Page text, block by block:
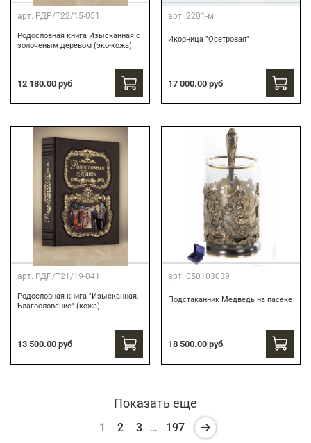
арт. РДР/Т22/15-051
Родословная книга Изысканная с
золоченым деревом (эко-кожа)
12 180.00 руб
арт. 2201-м
Икорница "Осетровая"
17 000.00 руб
арт. РДР/Т21/19-041
Родословная книга "Изысканная.
Благословение" (кожа)
13 500.00 руб
арт. 050103039
Подстаканник Медведь на пасеке
18 500.00 руб
Показать еще
1 2 3 … 197